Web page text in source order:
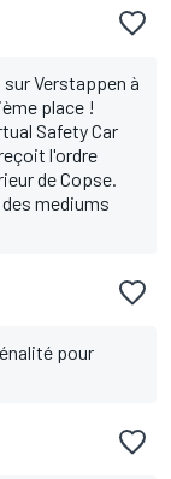
Verstappen à
place !
Safety Car
l'ordre
de Copse.
mediums
pour